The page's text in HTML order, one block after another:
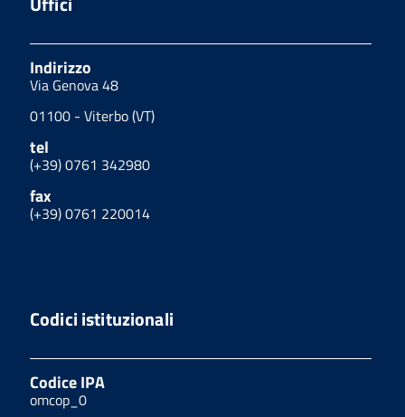
Indirizzo
Via Genova 48
01100 - Viterbo (VT)
tel
(+39) 0761 342980
fax
(+39) 0761 220014
Codici istituzionali
Codice IPA
omcop_0